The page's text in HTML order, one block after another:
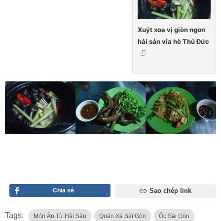
Xuýt xoa vị giòn ngon
hải sản vỉa hè Thủ Đức
Chia sẻ Sao chép link
Tags: Món Ăn Từ Hải Sản Quán Xá Sài Gòn Ốc Sài Gòn